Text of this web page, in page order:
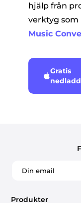
hjälp från
verktyg som
Music
Gratis
Produkter